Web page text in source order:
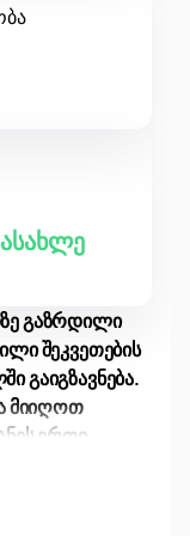
გაზრდილი
შეკვეთების
გაიგზავნება.
მიიღოთ
ერთი